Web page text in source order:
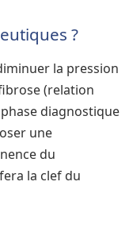
?
la pression
(relation
diagnostique
une
du
la clef du